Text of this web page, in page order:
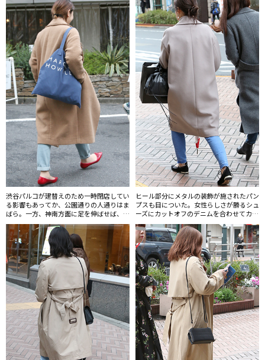
渋谷パルコが建替えのため一時閉店してい
る影響もあってか、公園通りの人通りはま
ばら。一方、神南方面に足を伸ばせば、お
しゃれな人で賑わっている。人々が神南へ
向かうルートが変化しているようだ。
ヒール部分にメタルの装飾が施されたパン
プスも目についた。女性らしさが勝るシュ
ーズにカットオフのデニムを合わせてカジ
ュアルダウンする着こなしはすっかり定番
に。